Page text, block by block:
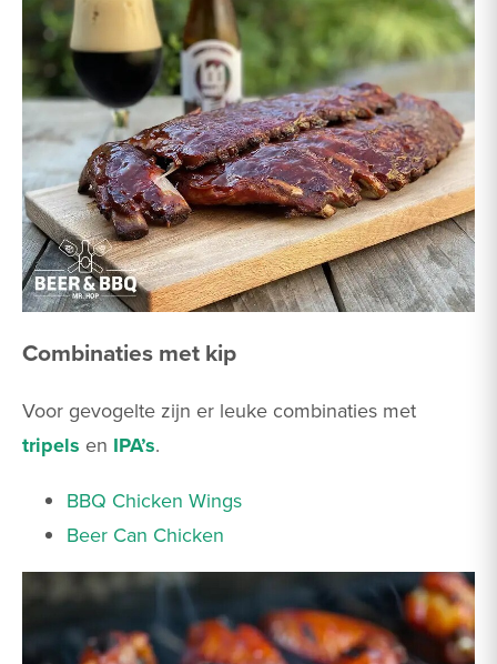
Combinaties met kip
Voor gevogelte zijn er leuke combinaties met
tripels en IPA’s.
BBQ Chicken Wings
Beer Can Chicken